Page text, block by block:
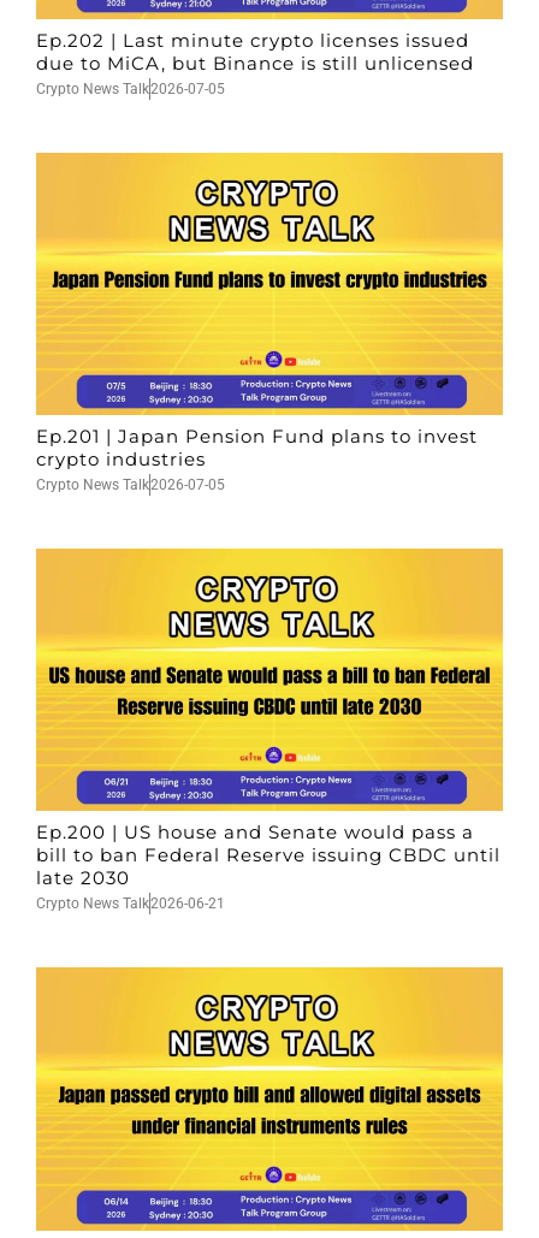
Ep.202 | Last minute crypto licenses issued
due to MiCA, but Binance is still unlicensed
Crypto News Talk2026-07-05
Ep.201 | Japan Pension Fund plans to invest
crypto industries
Crypto News Talk2026-07-05
Ep.200 | US house and Senate would pass a
bill to ban Federal Reserve issuing CBDC until
late 2030
Crypto News Talk2026-06-21